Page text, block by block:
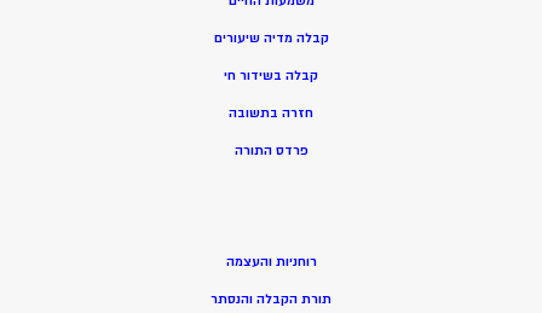
קבלה מדיה שיעורים
קבלה בשידור חי
חזרה בתשובה
פרדס התורה
רוחניות והעצמה
תורת הקבלה והנסתר